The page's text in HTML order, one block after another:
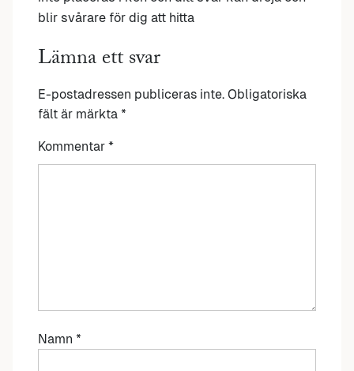
blir svårare för dig att hitta
Lämna ett svar
E-postadressen publiceras inte. Obligatoriska
fält är märkta *
Kommentar *
Namn *